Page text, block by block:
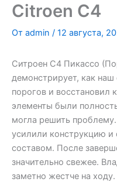
Citroen С4
От admin / 12 августа,
Ситроен С4 Пикассо
демонстрирует, как
порогов и восстановил
элементы были
могла решить
усилили конструкцию
составом. После
значительно свежее.
заметно жестче на